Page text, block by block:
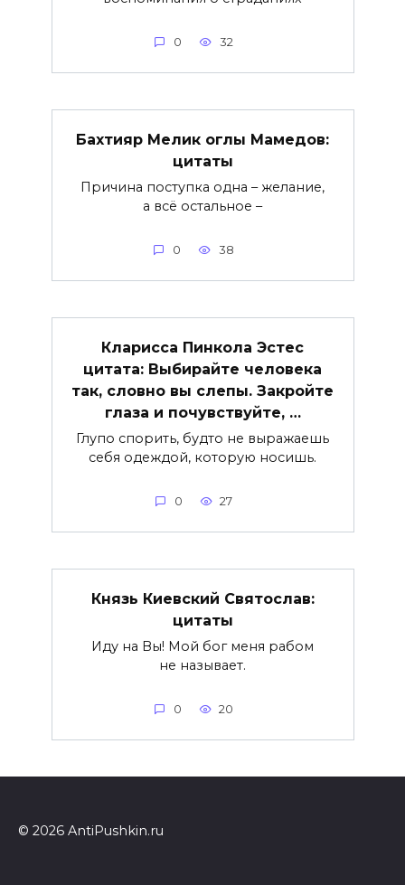
0 32
Бахтияр Мелик оглы Мамедов:
цитаты
Причина поступка одна – желание,
а всё остальное –
0 38
Кларисса Пинкола Эстес
цитата: Выбирайте человека
так, словно вы слепы. Закройте
глаза и почувствуйте, …
Глупо спорить, будто не выражаешь
себя одеждой, которую носишь.
0 27
Князь Киевский Святослав:
цитаты
Иду на Вы! Мой бог меня рабом
не называет.
0 20
© 2026 AntiPushkin.ru